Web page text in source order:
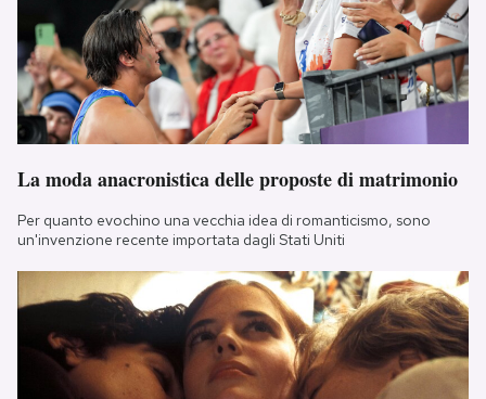
La moda anacronistica delle proposte di matrimonio
Per quanto evochino una vecchia idea di romanticismo, sono
un'invenzione recente importata dagli Stati Uniti